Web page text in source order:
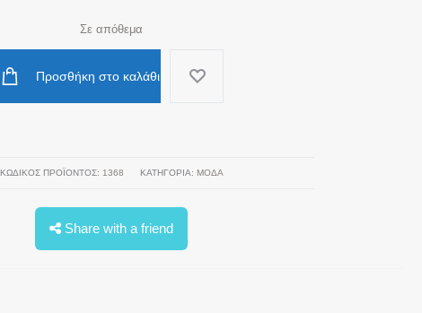
Σε απόθεμα
Προσθήκη στο καλάθι
ΚΩΔΙΚΌΣ ΠΡΟΪΌΝΤΟΣ: 1368 ΚΑΤΗΓΟΡΊΑ: ΜΟΔΑ
Share with a friend